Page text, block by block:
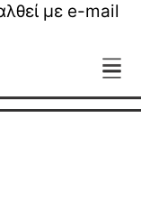
με e-mail